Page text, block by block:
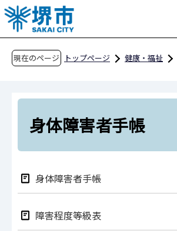
こ
の
ペ
現在のページ トップページ 健康・福祉
身体障害者手帳
身体障害者手帳
身体障害者手帳
障害程度等級表